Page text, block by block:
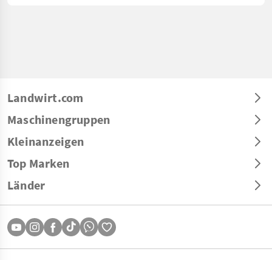
Landwirt.com
Maschinengruppen
Kleinanzeigen
Top Marken
Länder